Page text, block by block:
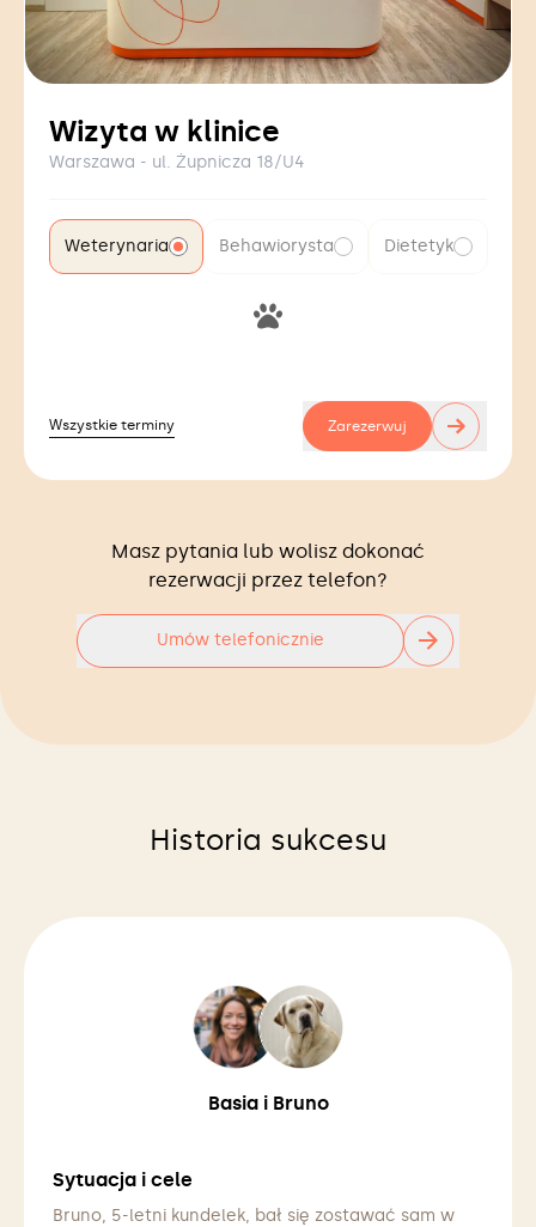
Wizyta w klinice
Warszawa - ul. Żupnicza 18/U4
Weterynaria Behawiorysta Dietetyk
Wszystkie terminy Zarezerwuj →
Masz pytania lub wolisz dokonać
rezerwacji przez telefon?
Umów telefonicznie
Historia sukcesu
Basia i Bruno
Sytuacja i cele
Bruno, 5-letni kundelek, bał się zostawać sam w